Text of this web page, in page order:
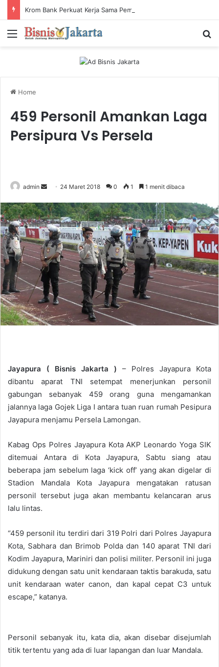
Menu
Home
459 Personil Amankan Laga
Persipura Vs Persela
admin
n
d
a
n
e
m
a
l
24 Maret 2018 0 1 1 menit dibaca
Jayapura ( Bisnis Jakarta ) – Polres Jayapura Kota
dibantu aparat TNI setempat menerjunkan personil
gabungan sebanyak 459 orang guna mengamankan
jalannya laga Gojek Liga I antara tuan ruan rumah Pesipura
Jayapura menjamu Persela Lamongan.
Kabag Ops Polres Jayapura Kota AKP Leonardo Yoga SIK
ditemuai Antara di Kota Jayapura, Sabtu siang atau
beberapa jam sebelum laga ‘kick off’ yang akan digelar di
Stadion Mandala Kota Jayapura mengatakan ratusan
personil tersebut juga akan membantu kelancaran arus
lalu lintas.
“459 personil itu terdiri dari 319 Polri dari Polres Jayapura
Kota, Sabhara dan Brimob Polda dan 140 aparat TNI dari
Kodim Jayapura, Mariniri dan polisi militer. Personil ini juga
didukung dengan satu unit kendaraan taktis barakuda, satu
unit kendaraan water canon, dan kapal cepat C3 untuk
escape,” katanya.
Personil sebanyak itu, kata dia, akan disebar disejumlah
titik tertentu yang ada di luar lapangan dan luar Mandala.